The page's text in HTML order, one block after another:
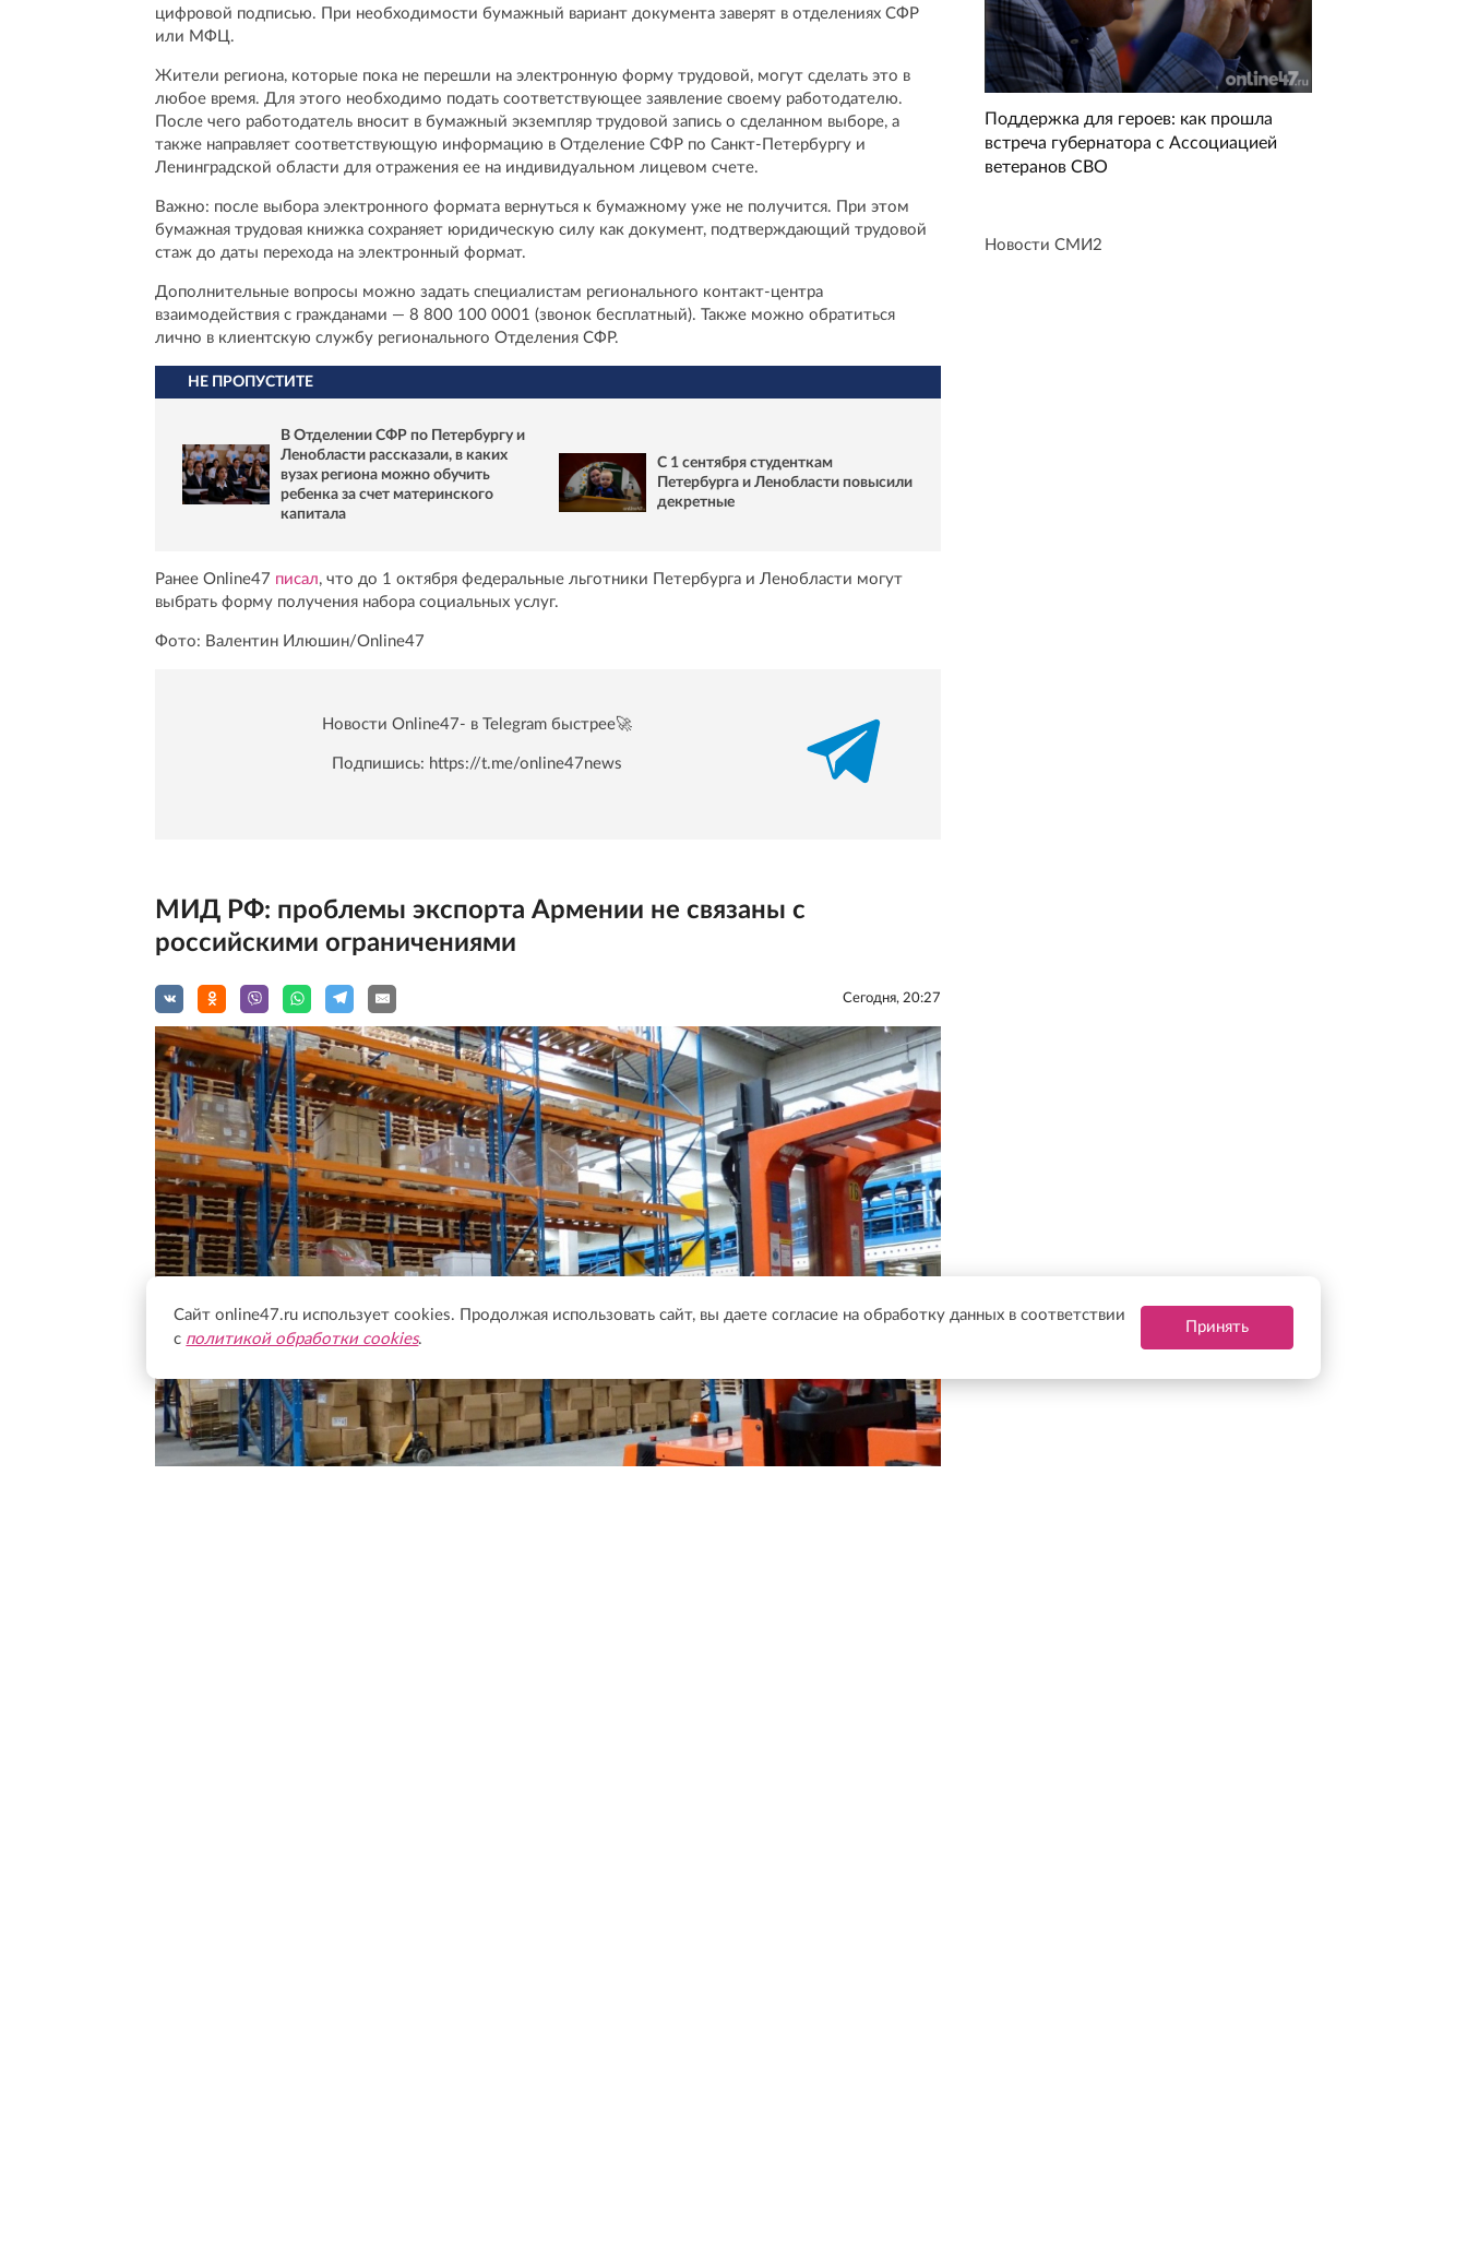
цифровой подписью. При необходимости бумажный вариант документа заверят в отделениях СФР
или МФЦ.
Жители региона, которые пока не перешли на электронную форму трудовой, могут сделать это в
любое время. Для этого необходимо подать соответствующее заявление своему работодателю.
После чего работодатель вносит в бумажный экземпляр трудовой запись о сделанном выборе, а
также направляет соответствующую информацию в Отделение СФР по Санкт-Петербургу и
Ленинградской области для отражения ее на индивидуальном лицевом счете.
Важно: после выбора электронного формата вернуться к бумажному уже не получится. При этом
бумажная трудовая книжка сохраняет юридическую силу как документ, подтверждающий трудовой
стаж до даты перехода на электронный формат.
Дополнительные вопросы можно задать специалистам регионального контакт-центра
взаимодействия с гражданами — 8 800 100 0001 (звонок бесплатный). Также можно обратиться
лично в клиентскую службу регионального Отделения СФР.
НЕ ПРОПУСТИТЕ
В Отделении СФР по Петербургу и
Ленобласти рассказали, в каких
вузах региона можно обучить
ребенка за счет материнского
капитала
С 1 сентября студенткам
Петербурга и Ленобласти повысили
декретные
Ранее Online47 писал, что до 1 октября федеральные льготники Петербурга и Ленобласти могут
выбрать форму получения набора социальных услуг.
Фото: Валентин Илюшин/Online47
Новости Online47- в Telegram быстрее🚀
Подпишись: https://t.me/online47news
МИД РФ: проблемы экспорта Армении не связаны с
российскими ограничениями
Сегодня, 20:27
Поддержка для героев: как прошла
встреча губернатора с Ассоциацией
ветеранов СВО
Новости СМИ2
Сайт online47.ru использует cookies. Продолжая использовать сайт, вы даете согласие на обработку данных в соответствии
с политикой обработки cookies.
Принять